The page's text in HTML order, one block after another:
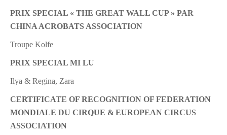
PRIX SPECIAL « THE GREAT WALL CUP » PAR
CHINA ACROBATS ASSOCIATION
Troupe Kolfe
PRIX SPECIAL MI LU
Ilya & Regina, Zara
CERTIFICATE OF RECOGNITION OF FEDERATION
MONDIALE DU CIRQUE & EUROPEAN CIRCUS
ASSOCIATION